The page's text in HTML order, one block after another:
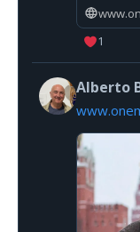
1
Alberto